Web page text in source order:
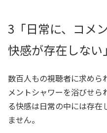
3「日常に、コメ
快感が存在しない」
数百人もの視聴者に求めら
メントシャワーを浴びせ
る快感は日常の中には存在
ません。